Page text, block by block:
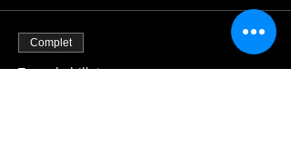
Complet
Type de billet